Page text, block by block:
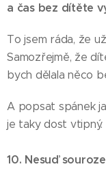
a čas bez dítěte
To jsem ráda, že
Samozřejmě, že
bych dělala něco
A popsat spánek
je taky dost vtipný.
10. Nesuď